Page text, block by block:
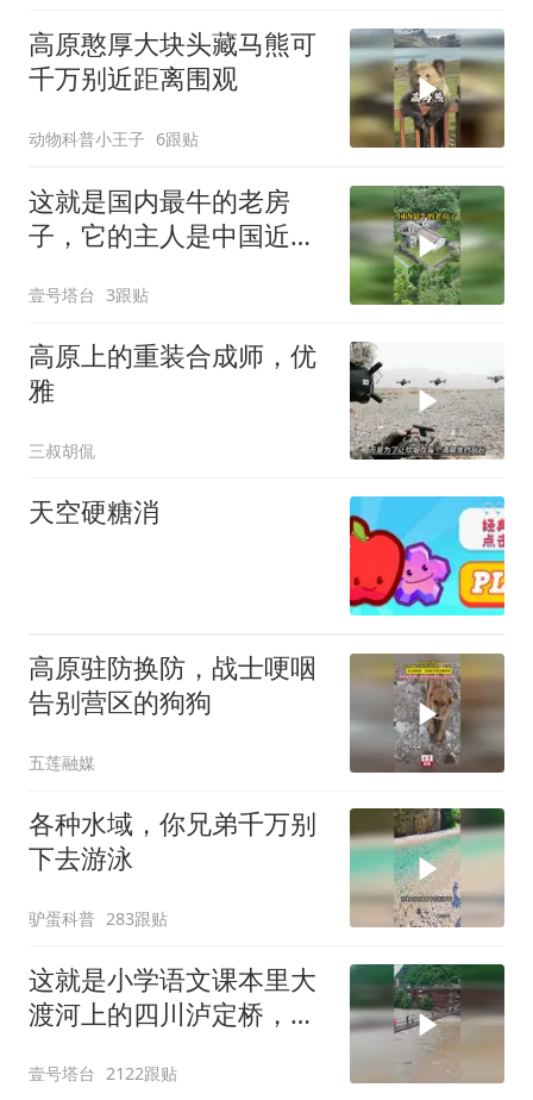
高原憨厚大块头藏马熊可
千万别近距离围观
动物科普小王子 6跟贴
这就是国内最牛的老房
子，它的主人是中国近代
壹号塔台 3跟贴
高原上的重装合成师，优
雅
三叔胡侃
天空硬糖消
高原驻防换防，战士哽咽
告别营区的狗狗
五莲融媒
各种水域，你兄弟千万别
下去游泳
驴蛋科普 283跟贴
这就是小学语文课本里大
渡河上的四川泸定桥，全
壹号塔台 2122跟贴